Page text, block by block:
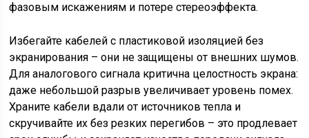
фазовым искажениям и потере стереоэффекта.
Избегайте кабелей с пластиковой изоляцией без
экранирования – они не защищены от внешних шумов.
Для аналогового сигнала критична целостность экрана:
даже небольшой разрыв увеличивает уровень помех.
Храните кабели вдали от источников тепла и
скручивайте их без резких перегибов – это продлевает